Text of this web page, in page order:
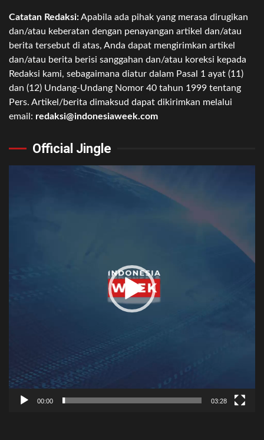
Catatan Redaksi:Apabila ada pihak yang merasa dirugikan
dan/atau keberatan dengan penayangan artikel dan/atau
berita tersebut di atas, Anda dapat mengirimkan artikel
dan/atau berita berisi sanggahan dan/atau koreksi kepada
Redaksi kami, sebagaimana diatur dalam Pasal 1 ayat (11)
dan (12) Undang-Undang Nomor 40 tahun 1999 tentang
Pers. Artikel/berita dimaksud dapat dikirimkan melalui
email: redaksi@indonesiaweek.com
Official Jingle
00:00 03:28